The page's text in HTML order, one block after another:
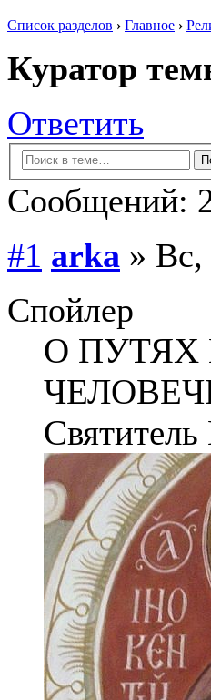
Список разделов › Главное ›
Куратор
Ответить
Сообщений:
#1 arka » Вс,
Спойлер
О